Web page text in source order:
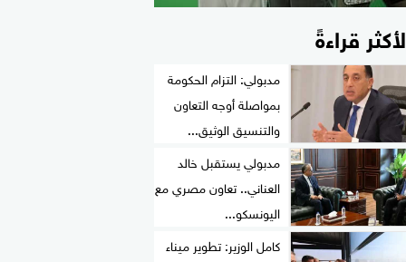
قراءةً
مدبولي: التزام الحكومة
بمواصلة أوجه التعاون
والتنسيق الوثيق...
مدبولي يستقبل خالد
العناني.. تعاون مصري مع
اليونسكو...
كامل الوزير: تطوير ميناء